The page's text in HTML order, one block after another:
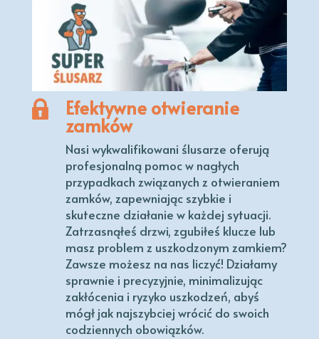
Efektywne otwieranie
zamków
Nasi wykwalifikowani ślusarze oferują
profesjonalną pomoc w nagłych
przypadkach związanych z otwieraniem
zamków, zapewniając szybkie i
skuteczne działanie w każdej sytuacji.
Zatrzasnąłeś drzwi, zgubiłeś klucze lub
masz problem z uszkodzonym zamkiem?
Zawsze możesz na nas liczyć! Działamy
sprawnie i precyzyjnie, minimalizując
zakłócenia i ryzyko uszkodzeń, abyś
mógł jak najszybciej wrócić do swoich
codziennych obowiązków.